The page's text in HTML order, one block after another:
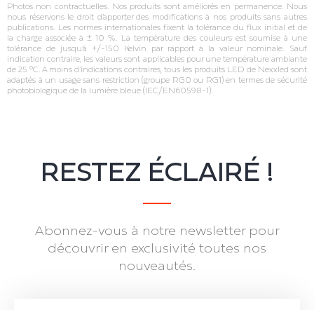
Photos non contractuelles. Nos produits sont améliorés en permanence. Nous
nous réservons le droit d’apporter des modifications à nos produits sans autres
publications. Les normes internationales fixent la tolérance du flux initial et de
la charge associée à ± 10 %. La température des couleurs est soumise à une
tolérance de jusqu’à +/‐150 Kelvin par rapport à la valeur nominale. Sauf
indication contraire, les valeurs sont applicables pour une température ambiante
de 25 °C. A moins d’indications contraires, tous les produits LED de Nexxled sont
adaptés à un usage sans restriction (groupe RG0 ou RG1) en termes de sécurité
photobiologique de la lumière bleue (IEC/EN60598‐1).
RESTEZ ÉCLAIRÉ !
Abonnez-vous à notre newsletter pour
découvrir en exclusivité toutes nos
nouveautés.